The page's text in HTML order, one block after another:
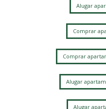
Nova Campinas
Jardim Santa Genebra
Jardim Nova Europa
Parque Rural Fazenda
Chácara da Barra
Jardim
Chácara Bela Vista
Alugar
Comprar
Comprar
Alugar
Alugar